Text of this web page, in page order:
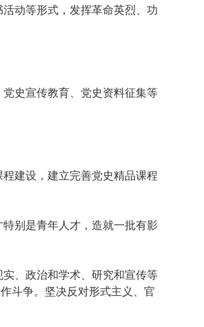
动等形式，发挥革命英烈、功
史宣传教育、党史资料征集等
建设，建立完善党史精品课程
别是青年人才，造就一批有影
、政治和学术、研究和宣传等
斗争。坚决反对形式主义、官